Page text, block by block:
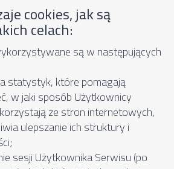
cookies, jak są
celach:
są w następujących
statystyk, które pomagają
w jaki sposób Użytkownicy
ze stron internetowych,
ulepszanie ich struktury i
sesji Użytkownika Serwisu (po